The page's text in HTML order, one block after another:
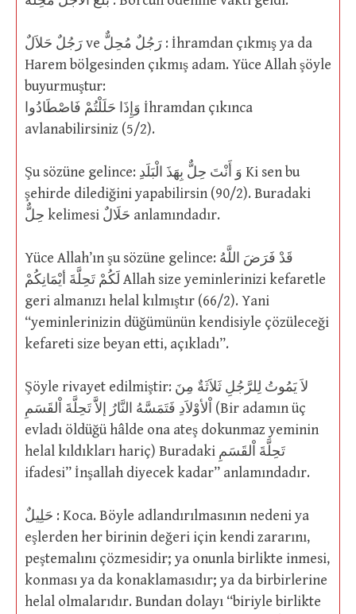
رَجُلٌ حَلاَلٌ ve رَجُلٌ مُحِلٌّ : İhramdan çıkmış ya da
Harem bölgesinden çıkmış adam. Yüce Allah şöyle
buyurmuştur:
وَإِذَا حَلَلْتُمْ فَاصْطَادُوا İhramdan çıkınca
avlanabilirsiniz (5/2).
Şu sözüne gelince: وَ أَنْتَ حِلٌّ بِهَذَ الْبَلَدِ Ki sen bu
şehirde dilediğini yapabilirsin (90/2). Buradaki
حِلٌّ kelimesi حَلَالٌ anlamındadır.
Yüce Allah’ın şu sözüne gelince: قَدْ فَرَضَ اللَّهُ
لَكُمْ تَحِلَّةَ أيْمَانِكُمْ Allah size yeminlerinizi kefaretle
geri almanızı helal kılmıştır (66/2). Yani
“yeminlerinizin düğümünün kendisiyle çözüleceği
kefareti size beyan etti, açıkladı”.
Şöyle rivayet edilmiştir: لاَ يَمُوتُ لِلرَّجُلِ ثَلاَثَةٌ مِنَ
اْلأوْلاَدِ فَتَمَسَّهُ النَّارُ إلاََّ تَحِلَّةَ اْلقَسَمِ (Bir adamın üç
evladı öldüğü hâlde ona ateş dokunmaz yeminin
helal kıldıkları hariç) Buradaki تَحِلَّةَ اْلقَسَمِ
ifadesi” İnşallah diyecek kadar” anlamındadır.
حَلِيلٌ : Koca. Böyle adlandırılmasının nedeni ya
eşlerden her birinin değeri için kendi zararını,
peştemalını çözmesidir; ya onunla birlikte inmesi,
konması ya da konaklamasıdır; ya da birbirlerine
helal olmalarıdır. Bundan dolayı “biriyle birlikte